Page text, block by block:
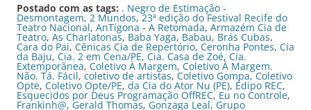
Postado com as tags: . Negro de Estimação -
Desmontagem, 2 Mundos,23ª edição do Festival Recife do
Teatro Nacional, AnTígona - A Retomada, Armazém Cia de
Teatro, As Charlatonas, Baba Yaga, Babau, Brás Cubas,
Cara do Pai, Cênicas Cia de Repertório, Ceronha Pontes, Cia
da Baju, Cia. 2 em Cena/PE, Cia. Casa de Zoé, Cia.
Extemporânea, Coletivo À Margem, Coletivo À Margem.
Não. Tá. Fácil, coletivo de artistas, Coletivo Gompa,Coletivo
Opte, Coletivo Opte/PE, da Cia do Ator Nu (PE), Édipo REC,
Esquecidos por Deus Programação OffREC, Eu no Controle,
Frankinh@, Gerald Thomas, Gonzaga Leal, Grupo